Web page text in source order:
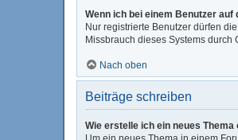
Wenn ich bei einem Benutzer
Nur registrierte Benutzer dürfen
Missbrauch dieses Systems durch
Nach oben
Beiträge schreiben
Wie erstelle ich ein neues